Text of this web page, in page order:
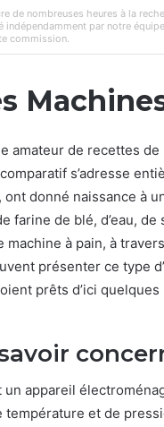
de nombreuses heures à la
par notre
commission.
amateur de recettes
s’adresse
donné naissance à
farine de blé, d’eau,
à pain, à
présenter ce type
prêts d’ici quelques
un appareil
température et de